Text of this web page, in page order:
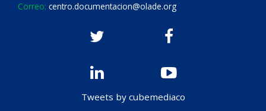
Correo: centro.documentacion@olade.org
Tweets by cubemediaco